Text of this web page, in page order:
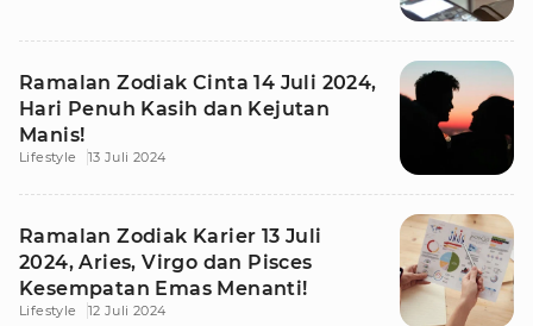
Ramalan Zodiak Cinta 14 Juli 2024,
Hari Penuh Kasih dan Kejutan
Manis!
Lifestyle 13 Juli 2024
Ramalan Zodiak Karier 13 Juli
2024, Aries, Virgo dan Pisces
Kesempatan Emas Menanti!
Lifestyle 12 Juli 2024